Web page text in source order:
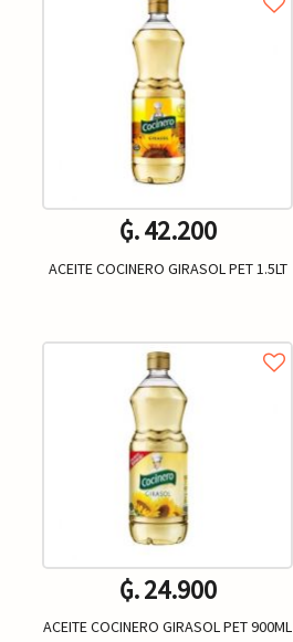
₲. 42.200
ACEITE COCINERO GIRASOL PET 1.5LT
₲. 24.900
ACEITE COCINERO GIRASOL PET 900ML